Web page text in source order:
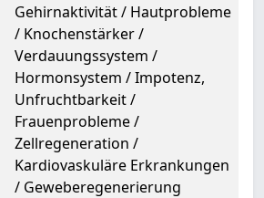
Gehirnaktivität / Hautprobleme
/ Knochenstärker /
Verdauungssystem /
Hormonsystem / Impotenz,
Unfruchtbarkeit /
Frauenprobleme /
Zellregeneration /
Kardiovaskuläre Erkrankungen
/ Geweberegenerierung